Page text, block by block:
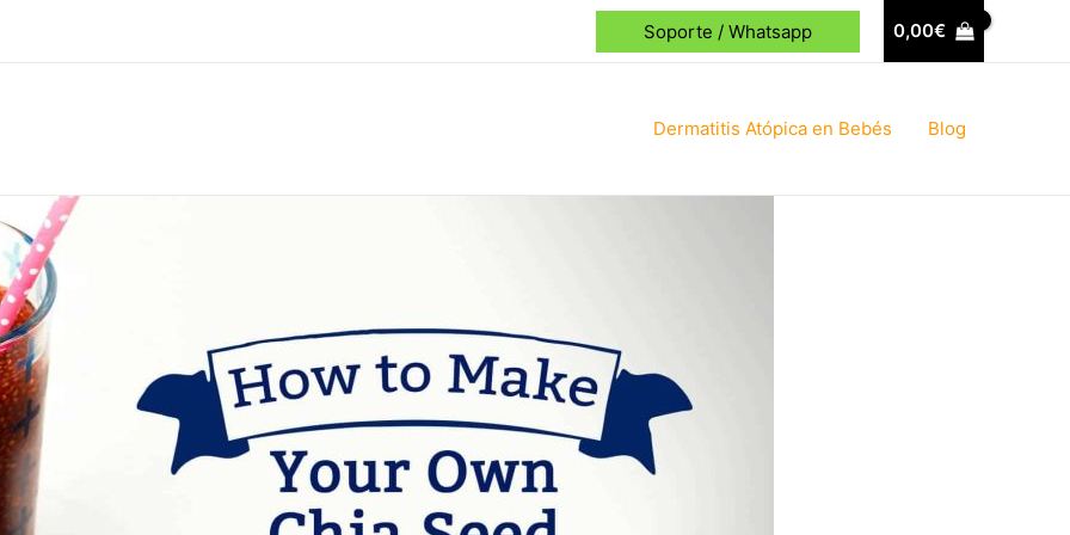
Soporte / Whatsapp 0,00€
Dermatitis Atópica en Bebés Blog